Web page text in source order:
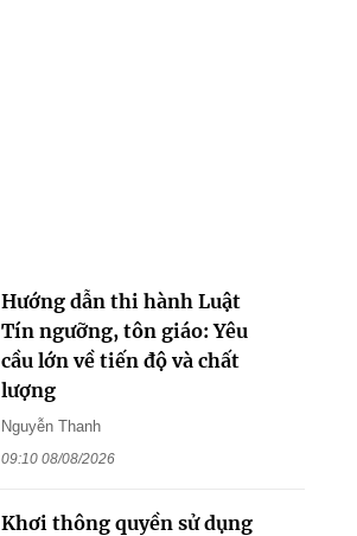
Hướng dẫn thi hành Luật
Tín ngưỡng, tôn giáo: Yêu
cầu lớn về tiến độ và chất
lượng
Nguyễn Thanh
09:10 08/08/2026
Khơi thông quyền sử dụng